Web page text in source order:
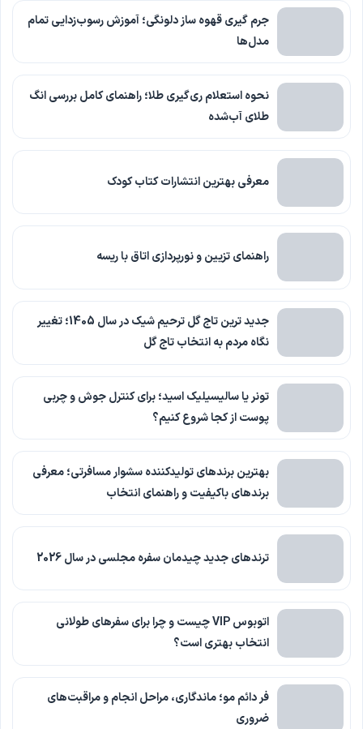
جرم گیری قهوه ساز دلونگی؛ آموزش رسوب‌زدایی تمام
مدل‌ها
نحوه استعلام ری‌گیری طلا؛ راهنمای کامل بررسی انگ
طلای آب‌شده
معرفی بهترین انتشارات کتاب کودک
راهنمای تزیین و نورپردازی اتاق با ریسه
جدید ترین تاج گل ترحیم شیک در سال 1405؛ تغییر
نگاه مردم به انتخاب تاج گل
تونر یا سالیسیلیک اسید؛ برای کنترل جوش و چربی
پوست از کجا شروع کنیم؟
بهترین برندهای تولیدکننده سشوار مسافرتی؛ معرفی
برندهای باکیفیت و راهنمای انتخاب
ترندهای جدید چیدمان سفره مجلسی در سال 2026
اتوبوس VIP چیست و چرا برای سفرهای طولانی
انتخاب بهتری است؟
فر دائم مو؛ ماندگاری، مراحل انجام و مراقبت‌های
ضروری